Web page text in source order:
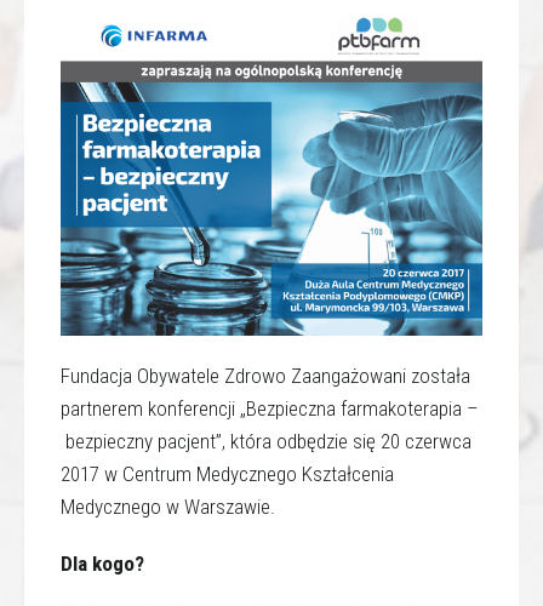
Fundacja Obywatele Zdrowo Zaangażowani została
partnerem konferencji „Bezpieczna farmakoterapia –
bezpieczny pacjent”, która odbędzie się 20 czerwca
2017 w Centrum Medycznego Kształcenia
Medycznego w Warszawie.
Dla kogo?